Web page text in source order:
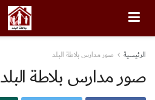
الرئيسية صور مدارس بلاطة البلد
صور مدارس بلاطة البلد